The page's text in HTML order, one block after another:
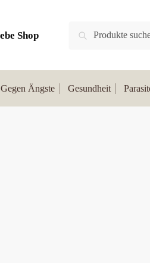
Suchen
Gegen Ängste Gesundheit